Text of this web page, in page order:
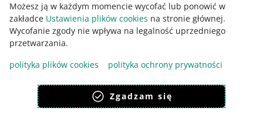
Możesz ją w każdym momencie wycofać lub ponowić w
zakładce Ustawienia plików cookies na stronie głównej.
Wycofanie zgody nie wpływa na legalność uprzedniego
przetwarzania.
polityka plików cookies
polityka ochrony prywatności
Zgadzam się
Ta strona jest też dostępna w innych językach
wygląd: